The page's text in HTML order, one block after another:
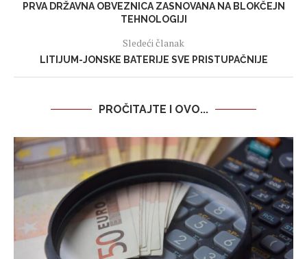
PRVA DRŽAVNA OBVEZNICA ZASNOVANA NA BLOKČEJN
TEHNOLOGIJI
Sledeći članak
LITIJUM-JONSKE BATERIJE SVE PRISTUPAČNIJE
PROČITAJTE I OVO...